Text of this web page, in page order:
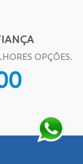
OPÇÕES.